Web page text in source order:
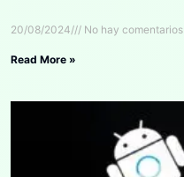
20/08/2024 No hay comentarios
Read More »